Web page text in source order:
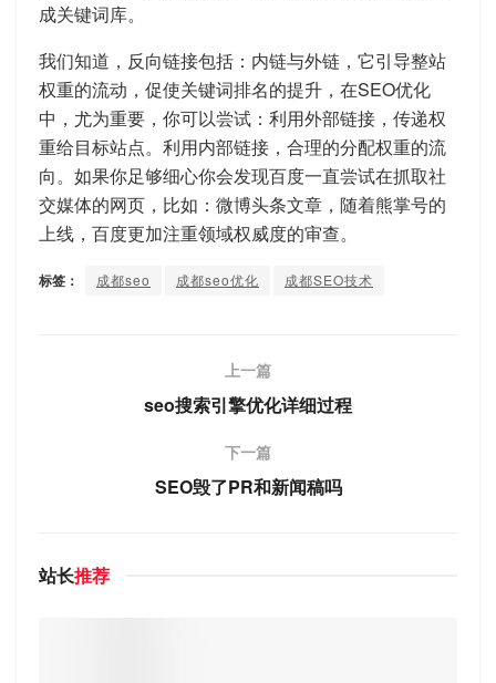
成关键词库。
我们知道，反向链接包括：内链与外链，它引导整站
权重的流动，促使关键词排名的提升，在SEO优化
中，尤为重要，你可以尝试：利用外部链接，传递权
重给目标站点。利用内部链接，合理的分配权重的流
向。如果你足够细心你会发现百度一直尝试在抓取社
交媒体的网页，比如：微博头条文章，随着熊掌号的
上线，百度更加注重领域权威度的审查。
标签： 成都seo 成都seo优化 成都SEO技术
上一篇
seo搜索引擎优化详细过程
下一篇
SEO毁了PR和新闻稿吗
站长推荐